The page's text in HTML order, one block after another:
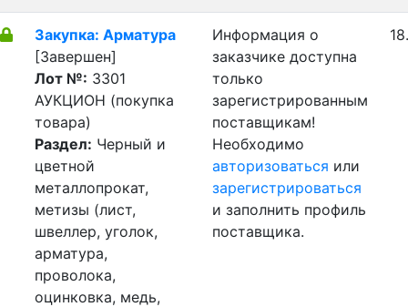
Закупка: Арматура
[Завершен]
Лот №: 3301
АУКЦИОН (покупка
товара)
Раздел: Черный и
цветной
металлопрокат,
метизы (лист,
швеллер, уголок,
арматура,
проволока,
оцинковка, медь,
Информация о
заказчике доступна
только
зарегистрированным
поставщикам!
Необходимо
авторизоваться или
зарегистрироваться
и заполнить профиль
поставщика.